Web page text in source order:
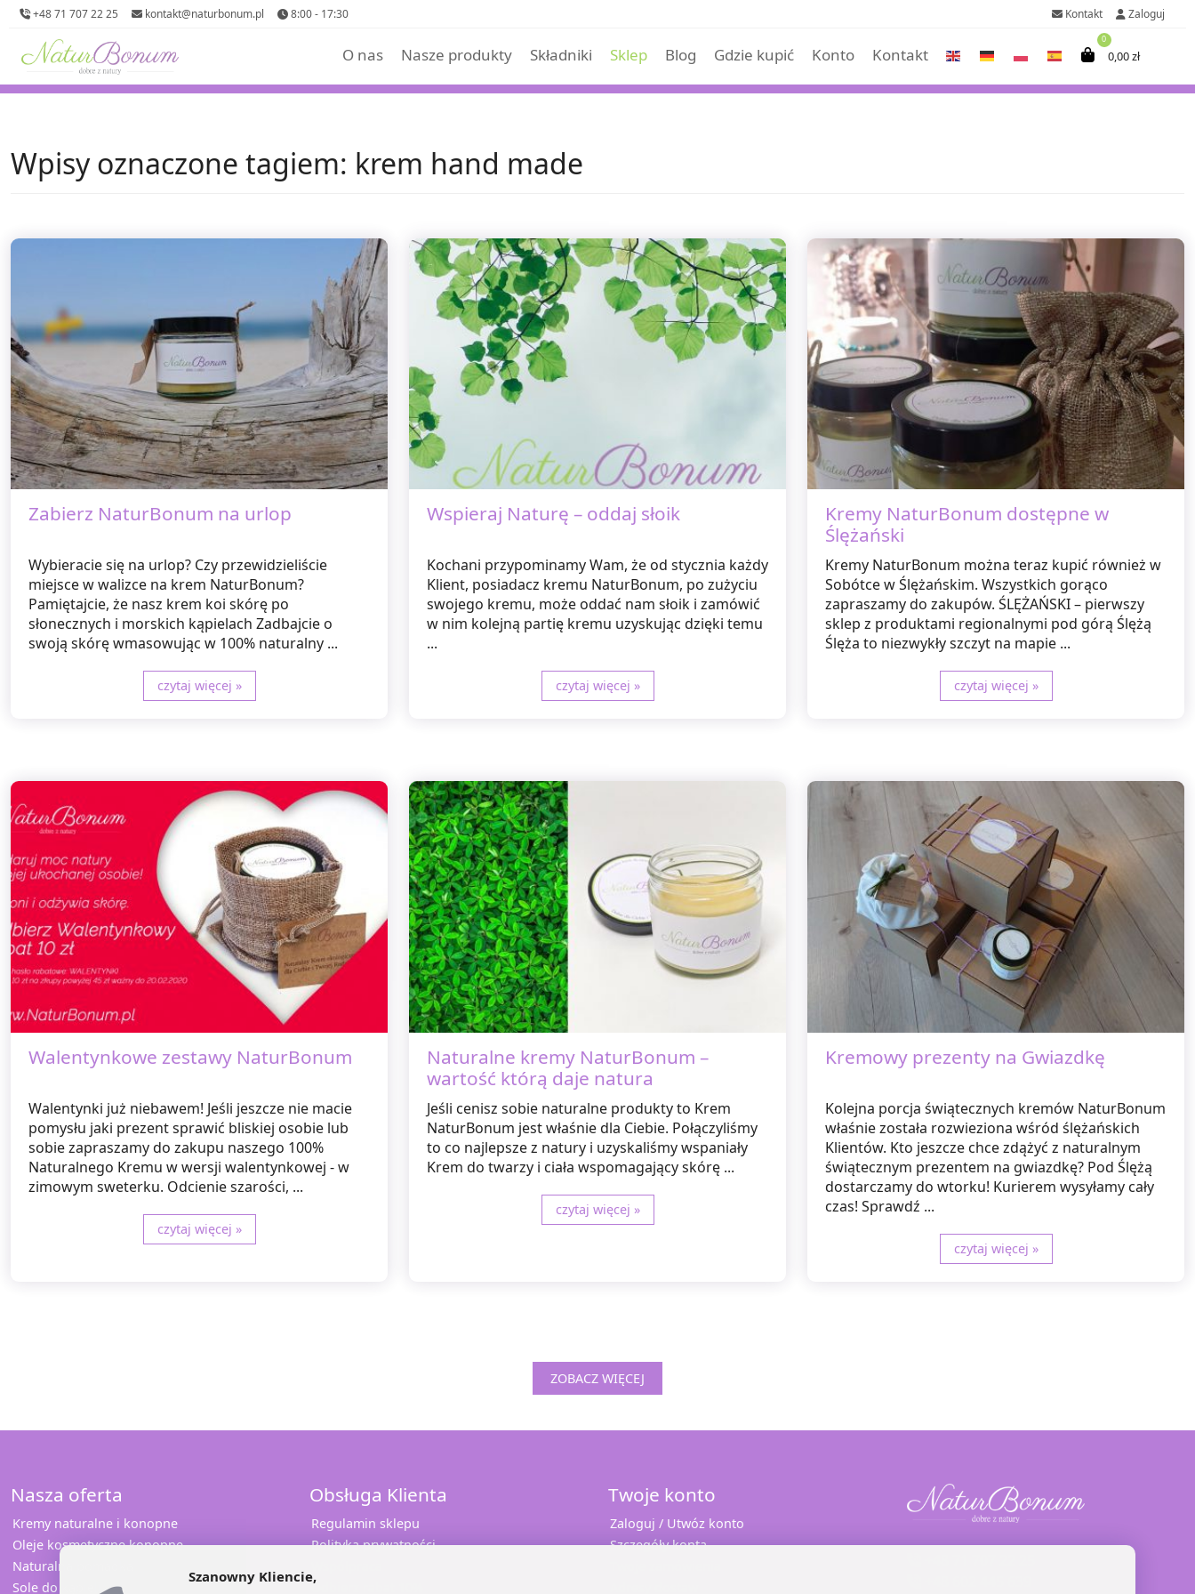
+48 71 707 22 25 kontakt@naturbonum.pl 8:00 - 17:30 Kontakt Zaloguj
O nas Nasze produkty Składniki Sklep Blog Gdzie kupić Konto Kontakt
0
0,00zł
Wpisy oznaczone tagiem: krem hand made
Zabierz NaturBonum na urlop
Wybieracie się na urlop? Czy przewidzieliście
miejsce w walizce na krem NaturBonum?
Pamiętajcie, że nasz krem koi skórę po
słonecznych i morskich kąpielach Zadbajcie o
swoją skórę wmasowując w 100% naturalny ...
czytaj więcej »
Wspieraj Naturę – oddaj słoik
Kochani przypominamy Wam, że od stycznia każdy
Klient, posiadacz kremu NaturBonum, po zużyciu
swojego kremu, może oddać nam słoik i zamówić
w nim kolejną partię kremu uzyskując dzięki temu
...
czytaj więcej »
Kremy NaturBonum dostępne w
Ślężański
Kremy NaturBonum można teraz kupić również w
Sobótce w Ślężańskim. Wszystkich gorąco
zapraszamy do zakupów. ŚLĘŻAŃSKI – pierwszy
sklep z produktami regionalnymi pod górą Ślężą
Ślęża to niezwykły szczyt na mapie ...
czytaj więcej »
Walentynkowe zestawy NaturBonum
Walentynki już niebawem! Jeśli jeszcze nie macie
pomysłu jaki prezent sprawić bliskiej osobie lub
sobie zapraszamy do zakupu naszego 100%
Naturalnego Kremu w wersji walentynkowej - w
zimowym sweterku. Odcienie szarości, ...
czytaj więcej »
Naturalne kremy NaturBonum –
wartość którą daje natura
Jeśli cenisz sobie naturalne produkty to Krem
NaturBonum jest właśnie dla Ciebie. Połączyliśmy
to co najlepsze z natury i uzyskaliśmy wspaniały
Krem do twarzy i ciała wspomagający skórę ...
czytaj więcej »
Kremowy prezenty na Gwiazdkę
Kolejna porcja świątecznych kremów NaturBonum
właśnie została rozwieziona wśród ślężańskich
Klientów. Kto jeszcze chce zdążyć z naturalnym
świątecznym prezentem na gwiazdkę? Pod Ślężą
dostarczamy do wtorku! Kurierem wysyłamy cały
czas! Sprawdź ...
czytaj więcej »
ZOBACZ WIĘCEJ
Nasza oferta
Kremy naturalne i konopne
Oleje kosmetyczne konopne
Naturalna pomadka
Sole do kąpieli
Obsługa Klienta
Regulamin sklepu
Polityka prywatności
Odbierz rabat 10%
Twoje konto
Zaloguj / Utwóz konto
Szczegóły konta
Szanowny Kliencie,